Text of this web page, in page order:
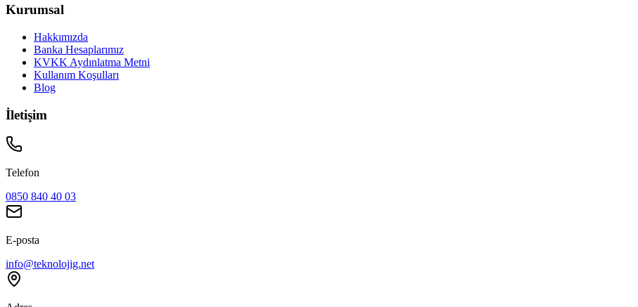
Kurumsal
Hakkımızda
Banka Hesaplarımız
KVKK Aydınlatma Metni
Kullanım Koşulları
Blog
İletişim
Telefon
0850 840 40 03
E-posta
info@teknolojig.net